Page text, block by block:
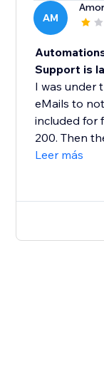
AM
Support is
I was under
eMails to
included for
200. Then
Leer más